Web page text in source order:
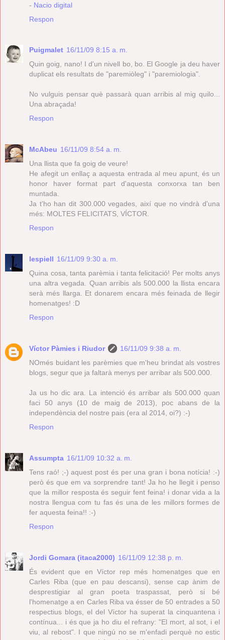
- Nacio digital
Respon
Puigmalet 16/11/09 8:15 a. m.
Quin goig, nano! I d'un nivell bo, bo. El Google ja deu haver
duplicat els resultats de "paremiòleg" i "paremiologia".
No vulguis pensar què passarà quan arribis al mig quilo...
Una abraçada!
Respon
McAbeu 16/11/09 8:54 a. m.
Una llista que fa goig de veure!
He afegit un enllaç a aquesta entrada al meu apunt, és un
honor haver format part d'aquesta conxorxa tan ben
muntada.
Ja t'ho han dit 300.000 vegades, així que no vindrà d'una
més: MOLTES FELICITATS, VÍCTOR.
Respon
lespiell 16/11/09 9:30 a. m.
Quina cosa, tanta parèmia i tanta felicitació! Per molts anys
una altra vegada. Quan arribis als 500.000 la llista encara
serà més llarga. Et donarem encara més feinada de llegir
homenatges! :D
Respon
Víctor Pàmies i Riudor
16/11/09 9:38 a. m.
NOmés buidant les parèmies que m'heu brindat als vostres
blogs, segur que ja faltarà menys per arribar als 500.000.
Ja us ho dic ara. La intenció és arribar als 500.000 quan
faci 50 anys (10 de maig de 2013), poc abans de la
independència del nostre pais (era al 2014, oi?) :-)
Respon
Assumpta 16/11/09 10:32 a. m.
Tens raó! ;-) aquest post és per una gran i bona notícia! :-)
però és que em va sorprendre tant! Ja ho he llegit i penso
que la millor resposta és seguir fent feina! i donar vida a la
nostra llengua com tu fas és una de les millors formes de
fer aquesta feina!! :-)
Respon
Jordi Gomara (itaca2000) 16/11/09 12:38 p. m.
És evident que en Víctor rep més homenatges que en
Carles Riba (que en pau descansi), sense cap ànim de
desprestigiar al gran poeta traspassat, però si bé
l'homenatge a en Carles Riba va ésser de 50 entrades a 50
respectius blogs, el del Víctor ha superat la cinquantena i
contínua... i és que ja ho diu el refrany: "El mort, al sot, i el
viu, al rebost". I que ningú no se m'enfadi perquè no estic